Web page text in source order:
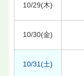
10/29(木)
10/30(金)
10/31(土)